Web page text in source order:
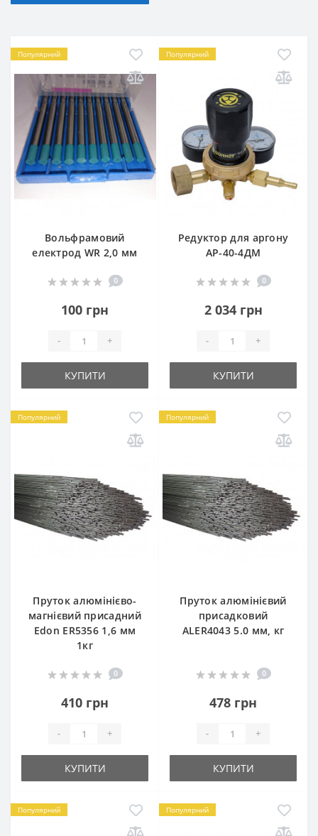
Популярний
Вольфрамовий
електрод WR 2,0 мм
0
100 грн
- +
КУПИТИ
Популярний
Редуктор для аргону
АР-40-4ДМ
0
2 034 грн
- +
КУПИТИ
Популярний
Пруток алюмінієво-
магнієвий присадний
Edon ER5356 1,6 мм
1кг
0
410 грн
- +
КУПИТИ
Популярний
Пруток алюмінієвий
присадковий
ALER4043 5.0 мм, кг
0
478 грн
- +
КУПИТИ
Популярний Популярний